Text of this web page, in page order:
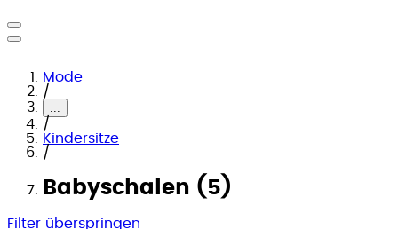
Mode
/
...
/
Kindersitze
/
Babyschalen (5)
Filter überspringen